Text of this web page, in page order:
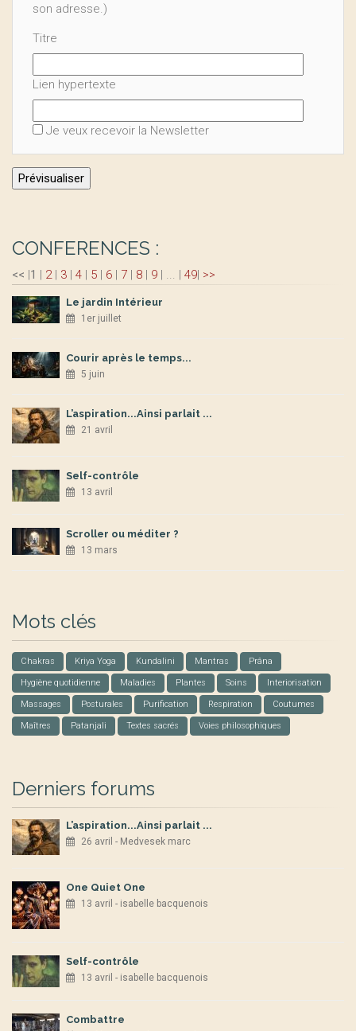
son adresse.)
Titre
Lien hypertexte
Je veux recevoir la Newsletter
CONFERENCES :
<< |1 | 2| 3 | 4 | 5 | 6 | 7 | 8 | 9 | ... | 49| >>
Le jardin Intérieur
1er juillet
Courir après le temps...
5 juin
L’aspiration...Ainsi parlait ...
21 avril
Self-contrôle
13 avril
Scroller ou méditer ?
13 mars
Mots clés
Chakras Kriya Yoga Kundalini Mantras Prâna
Hygiène quotidienne Maladies Plantes Soins Interiorisation
Massages Posturales Purification Respiration Coutumes
Maîtres Patanjali Textes sacrés Voies philosophiques
Derniers forums
L’aspiration...Ainsi parlait ...
26 avril - Medvesek marc
One Quiet One
13 avril - isabelle bacquenois
Self-contrôle
13 avril - isabelle bacquenois
Combattre